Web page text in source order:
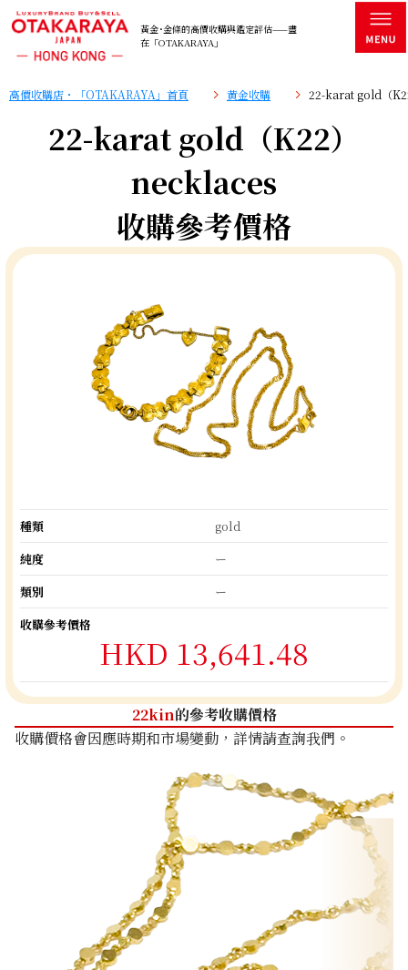
黃金･金條的高價收購與鑑定評估——盡
在「OTAKARAYA」
高價收購店・「OTAKARAYA」首頁 黄金收購 22-karat gold（
22-karat gold（K22）
necklaces
收購參考價格
種類
gold
純度
ー
類別
ー
收購參考價格
HKD 13,641.48
22kin的參考收購價格
收購價格會因應時期和市場變動，詳情請查詢我們。